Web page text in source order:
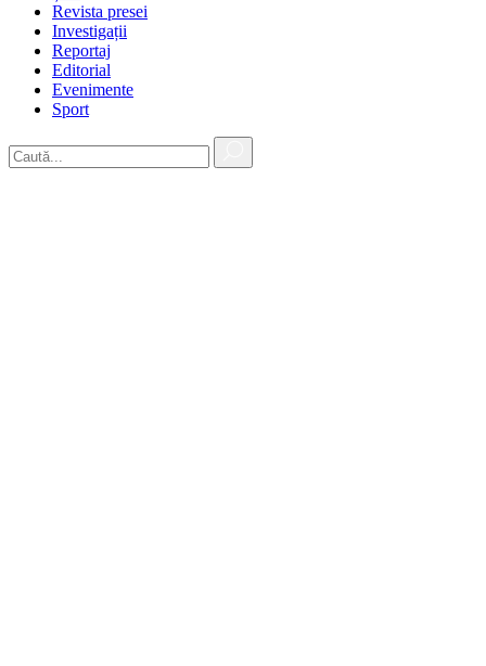
Revista presei
Investigații
Reportaj
Editorial
Evenimente
Sport